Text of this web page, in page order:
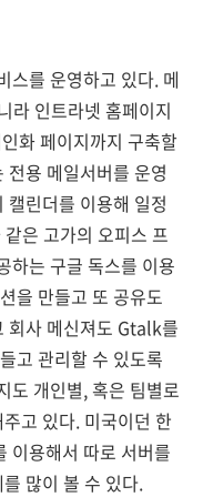
스를 운영하고 있다. 메
라 인트라넷 홈페이지
화 페이지까지 구축할
용 메일서버를 운영
린더를 이용해 일정
은 고가의 오피스 프
하는 구글 독스를 이용
을 만들고 또 공유도
회사 메신져도 Gtalk를
고 관리할 수 있도록
도 개인별, 혹은 팀별로
고 있다. 미국이던 한
이용해서 따로 서버를
많이 볼 수 있다.